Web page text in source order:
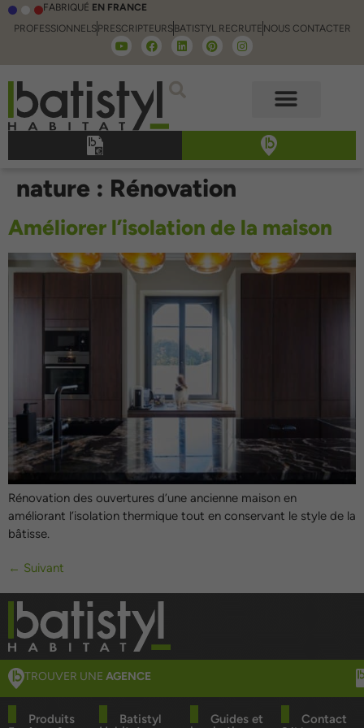
FABRIQUÉ EN FRANCE
PROFESSIONNELSPRESCRIPTEURSBATISTYL RECRUTE NOUS CONTACTER
nature : Rénovation
Améliorer l’isolation de la maison
Rénovation des ouvertures d’une ancienne maison en
améliorant l’isolation thermique tout en conservant le style de la
bâtisse.
← Suivant
TROUVER UNE AGENCE
Produits
Batistyl
Guides et
Contact